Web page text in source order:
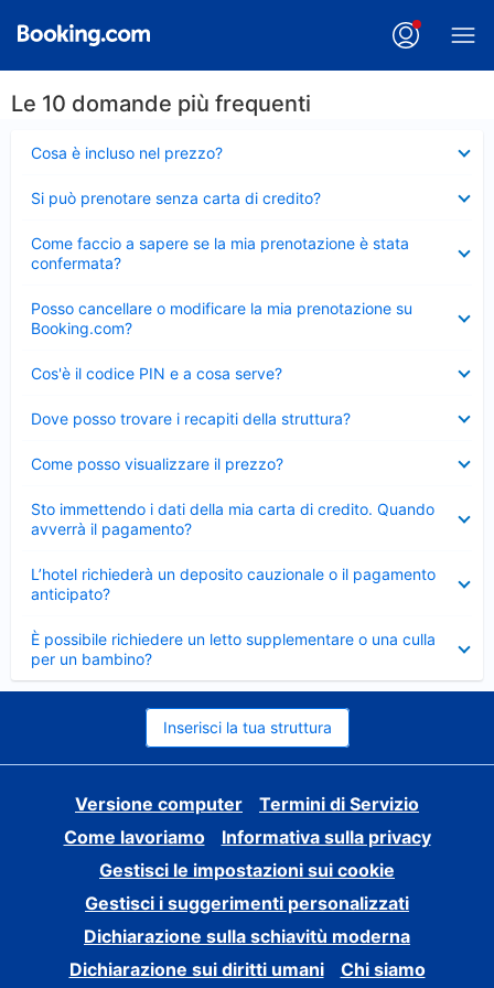
Le 10 domande più frequenti
Cosa è incluso nel prezzo?
chiuso
Si può prenotare senza carta di credito?
chiuso
Come faccio a sapere se la mia prenotazione è stata
confermata?
chiuso
Posso cancellare o modificare la mia prenotazione su
Booking.com?
chiuso
Cos'è il codice PIN e a cosa serve?
chiuso
Dove posso trovare i recapiti della struttura?
chiuso
Come posso visualizzare il prezzo?
chiuso
Sto immettendo i dati della mia carta di credito. Quando
avverrà il pagamento?
chiuso
L’hotel richiederà un deposito cauzionale o il pagamento
anticipato?
chiuso
È possibile richiedere un letto supplementare o una culla
per un bambino?
Elemento
chiuso
Inserisci la tua struttura
Versione computer
Termini di Servizio
Come lavoriamo
Informativa sulla privacy
Gestisci le impostazioni sui cookie
Gestisci i suggerimenti personalizzati
Dichiarazione sulla schiavitù moderna
Dichiarazione sui diritti umani
Chi siamo